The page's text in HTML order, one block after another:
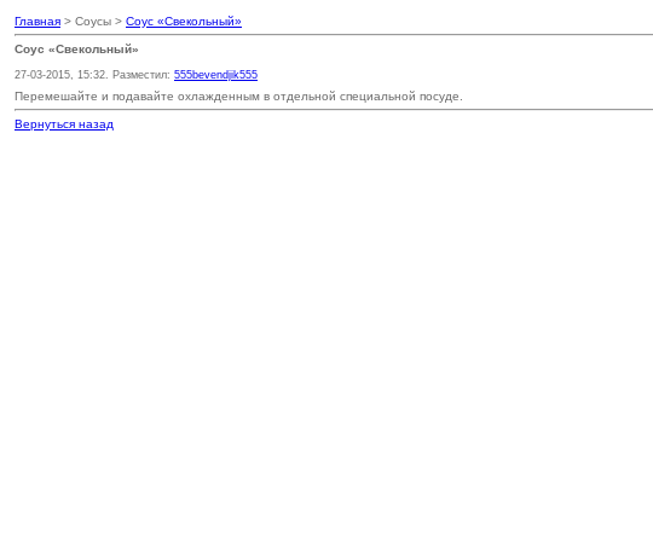
Главная > Соусы > Соус «Свекольный»
Соус «Свекольный»
27-03-2015, 15:32. Разместил: 555bevendjik555
Перемешайте и подавайте охлажденным в отдельной специальной посуде.
Вернуться назад